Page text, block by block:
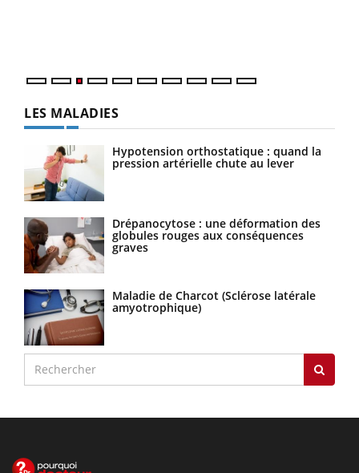
LES MALADIES
Hypotension orthostatique : quand la
pression artérielle chute au lever
Drépanocytose : une déformation des
globules rouges aux conséquences
graves
Maladie de Charcot (Sclérose latérale
amyotrophique)